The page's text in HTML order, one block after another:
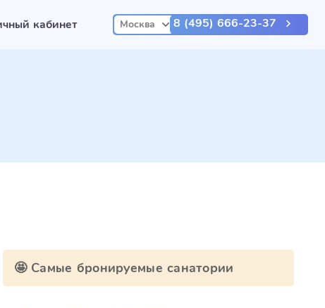
кабинет Москва 8 (495) 666-23-37
🤩 Самые бронируемые санатории